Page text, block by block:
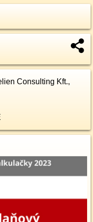
Consulting Kft.,